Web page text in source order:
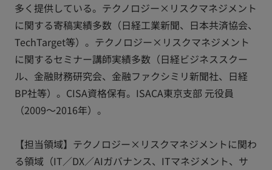
多く提供している。テクノロジー×リスクマネジメント
に関する寄稿実績多数（日経工業新聞、日本共済協会、
TechTarget等）。テクノロジー×リスクマネジメント
に関するセミナー講師実績多数（日経ビジネススクー
ル、金融財務研究会、金融ファクシミリ新聞社、日経
BP社等）。CISA資格保有。ISACA東京支部 元役員
（2009～2016年）。
【担当領域】テクノロジー×リスクマネジメントに関わ
る領域（IT／DX／AIガバナンス、ITマネジメント、サ